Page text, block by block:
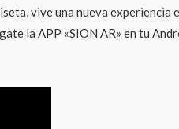
vive una nueva experiencia
la APP «SION AR» en tu